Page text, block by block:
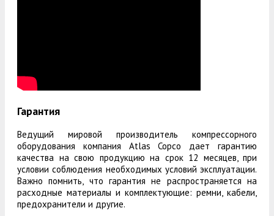
Гарантия
Ведущий мировой производитель компрессорного
оборудования компания Atlas Copco дает гарантию
качества на свою продукцию на срок 12 месяцев, при
условии соблюдения необходимых условий эксплуатации.
Важно помнить, что гарантия не распространяется на
расходные материалы и комплектующие: ремни, кабели,
предохранители и другие.